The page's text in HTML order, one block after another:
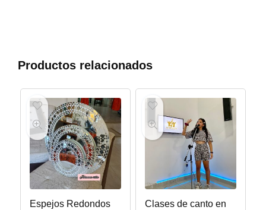
Productos relacionados
Espejos Redondos
Clases de canto en